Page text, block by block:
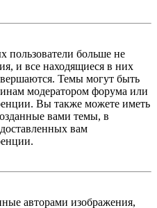
пользователи больше не
и все находящиеся в них
Темы могут быть
модератором форума или
Вы также можете иметь
вами темы, в
вам
авторами изображения,